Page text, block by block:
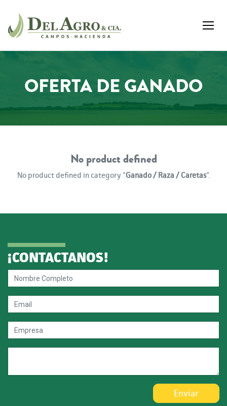
OFERTA DE GANADO
No product defined
No product defined in category "Ganado / Raza / Caretas".
¡CONTACTANOS!
Enviar